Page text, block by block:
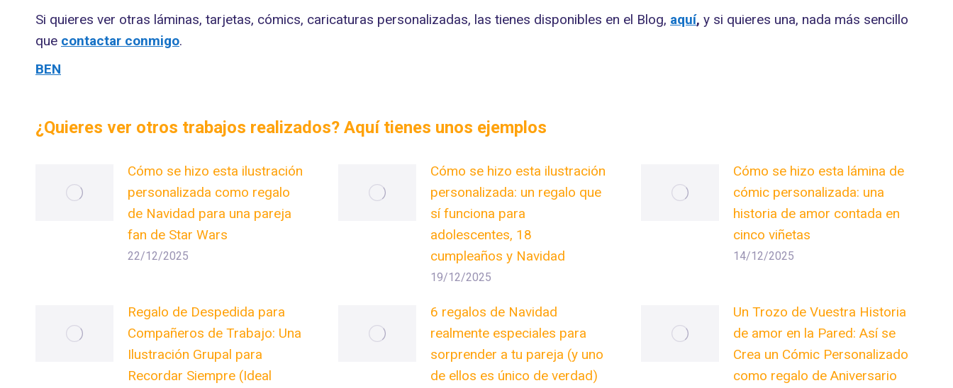
Si quieres ver otras láminas, tarjetas, cómics, caricaturas personalizadas, las tienes disponibles en el Blog, aquí, y si quieres una, nada más sencillo
que contactar conmigo.
BEN
¿Quieres ver otros trabajos realizados? Aquí tienes unos ejemplos
Cómo se hizo esta ilustración
personalizada como regalo
de Navidad para una pareja
fan de Star Wars
22/12/2025
Cómo se hizo esta ilustración
personalizada: un regalo que
sí funciona para
adolescentes, 18
cumpleaños y Navidad
19/12/2025
Cómo se hizo esta lámina de
cómic personalizada: una
historia de amor contada en
cinco viñetas
14/12/2025
Regalo de Despedida para
Compañeros de Trabajo: Una
Ilustración Grupal para
Recordar Siempre (Ideal
6 regalos de Navidad
realmente especiales para
sorprender a tu pareja (y uno
de ellos es único de verdad)
Un Trozo de Vuestra Historia
de amor en la Pared: Así se
Crea un Cómic Personalizado
como regalo de Aniversario